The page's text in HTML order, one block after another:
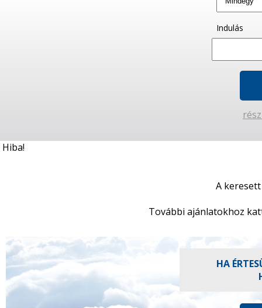
Indulás
Hiba!
A
További ajánlatokhoz
HA